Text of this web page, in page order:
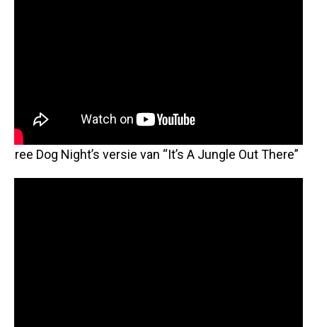
Three Dog Night’s versie van “It’s A Jungle Out There”